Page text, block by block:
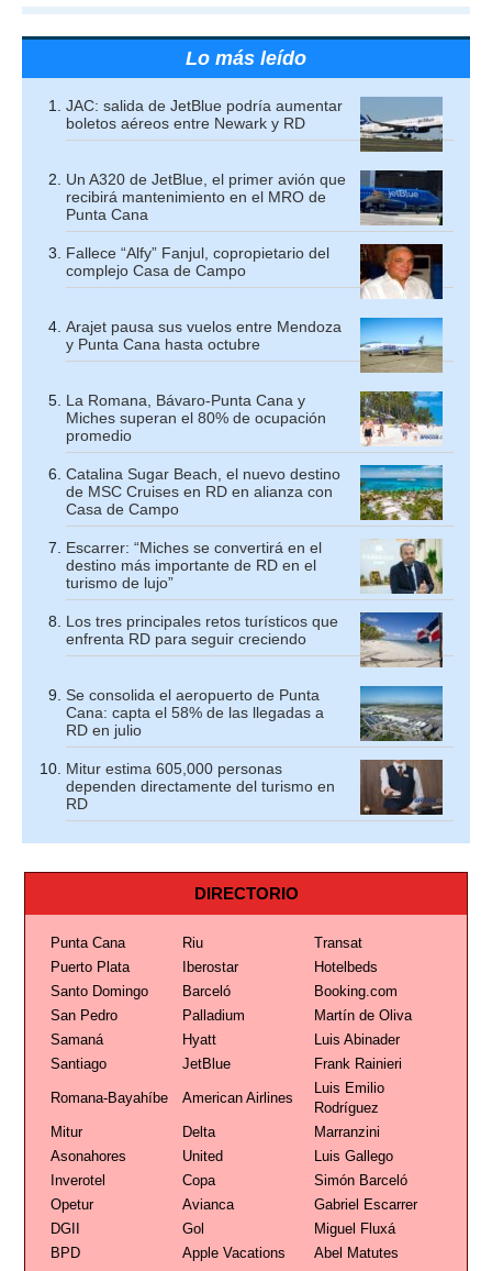
Lo más leído
JAC: salida de JetBlue podría aumentar
boletos aéreos entre Newark y RD
Un A320 de JetBlue, el primer avión que
recibirá mantenimiento en el MRO de
Punta Cana
Fallece “Alfy” Fanjul, copropietario del
complejo Casa de Campo
Arajet pausa sus vuelos entre Mendoza
y Punta Cana hasta octubre
La Romana, Bávaro-Punta Cana y
Miches superan el 80% de ocupación
promedio
Catalina Sugar Beach, el nuevo destino
de MSC Cruises en RD en alianza con
Casa de Campo
Escarrer: “Miches se convertirá en el
destino más importante de RD en el
turismo de lujo”
Los tres principales retos turísticos que
enfrenta RD para seguir creciendo
Se consolida el aeropuerto de Punta
Cana: capta el 58% de las llegadas a
RD en julio
Mitur estima 605,000 personas
dependen directamente del turismo en
RD
DIRECTORIO
Punta Cana Riu
Transat
Puerto Plata
Iberostar
Hotelbeds
Santo Domingo
Barceló
Booking.com
San Pedro
Palladium
Martín de Oliva
Samaná
Hyatt
Luis Abinader
Santiago
JetBlue Frank Rainieri
Romana-Bayahíbe American Airlines
Luis Emilio
Rodríguez
Mitur
Delta
Marranzini
Asonahores
United
Luis Gallego
Inverotel
Copa
Simón Barceló
Opetur
Avianca
Gabriel Escarrer
DGII
Gol
Miguel Fluxá
BPD
Apple Vacations
Abel Matutes